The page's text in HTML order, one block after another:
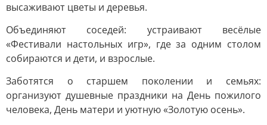
высаживают цветы и деревья.
Объединяют соседей: устраивают весёлые
«Фестивали настольных игр», где за одним столом
собираются и дети, и взрослые.
Заботятся о старшем поколении и семьях:
организуют душевные праздники на День пожилого
человека, День матери и уютную «Золотую осень».